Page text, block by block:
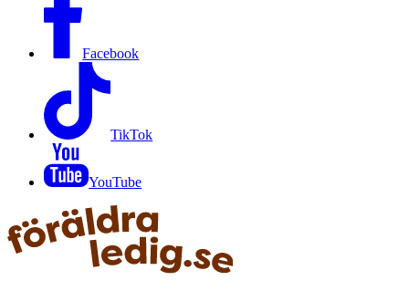
Facebook
TikTok
YouTube